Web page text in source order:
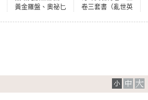
黃金羅盤、奧祕匕
卷三套書（亂世英